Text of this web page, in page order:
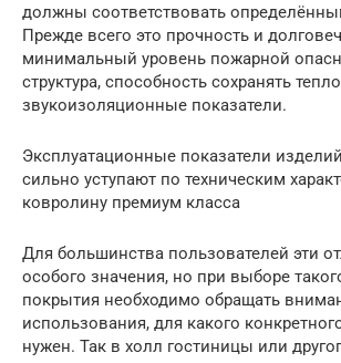
должны соответствовать
Прежде всего это прочность и
минимальный уровень пожарной
структура, способность сохранять
звукоизоляционные показатели.
Эксплуатационные показатели
сильно уступают по техническим
ковролину премиум класса
Для большинства пользователей эти
особого значения, но при выборе
покрытия необходимо обращать
использования, для какого
нужен. Так в холл гостиницы или